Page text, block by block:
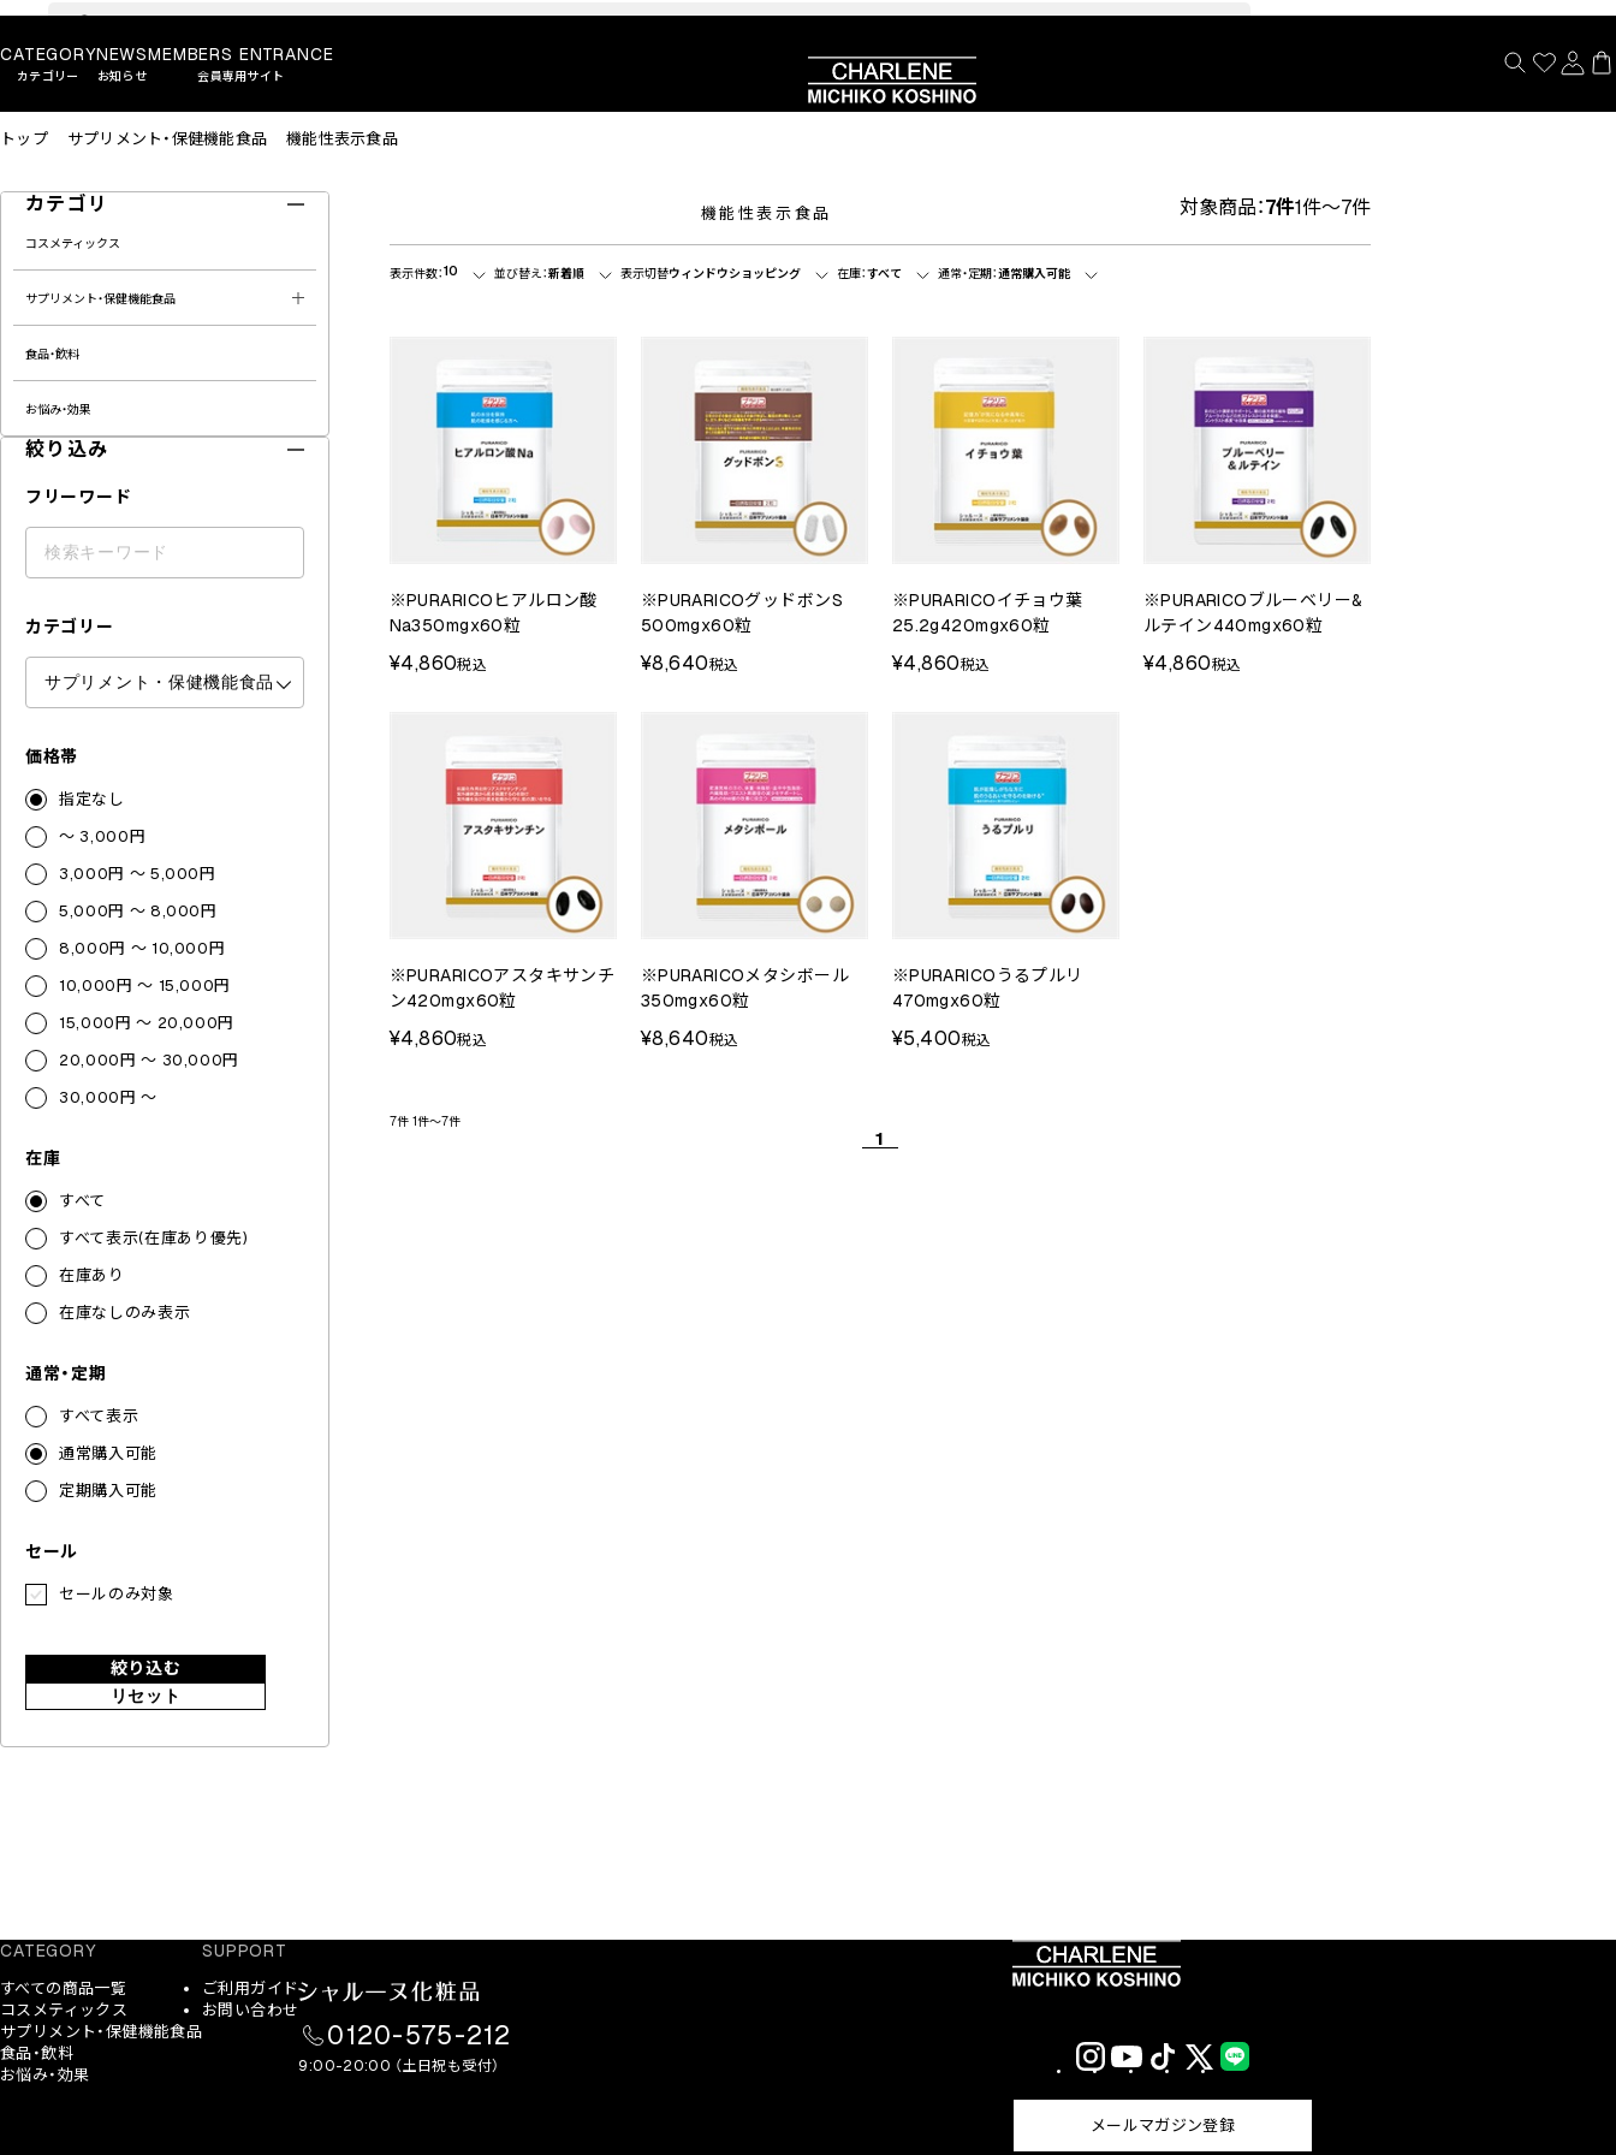
CATEGORY
カテゴリー
NEWS
お知らせ
MEMBERS ENTRANCE
会員専用サイト
トップ サプリメント・保健機能食品 機能性表示食品
カテゴリ
コスメティックス
サプリメント・保健機能食品
食品・飲料
お悩み・効果
絞り込み
フリーワード
カテゴリー
価格帯
指定なし
～ 3,000円
3,000円 ～ 5,000円
5,000円 ～ 8,000円
8,000円 ～ 10,000円
10,000円 ～ 15,000円
15,000円 ～ 20,000円
20,000円 ～ 30,000円
30,000円 ～
在庫
すべて
すべて表示(在庫あり優先)
在庫あり
在庫なしのみ表示
通常・定期
すべて表示
通常購入可能
定期購入可能
セール
セールのみ対象
絞り込む
リセット
機能性表示食品 対象商品：7件1件～7件
表示件数：10 並び替え：新着順 表示切替ウィンドウショッピング 在庫：すべて 通常・定期：通常購入可能
※PURARICOヒアルロン酸
Na350mgx60粒
¥4,860税込
※PURARICOグッドボンS
500mgx60粒
¥8,640税込
※PURARICOイチョウ葉
25.2g420mgx60粒
¥4,860税込
※PURARICOブルーベリー&
ルテイン440mgx60粒
¥4,860税込
※PURARICOアスタキサンチ
ン420mgx60粒
¥4,860税込
※PURARICOメタシボール
350mgx60粒
¥8,640税込
※PURARICOうるプルリ
470mgx60粒
¥5,400税込
7件 1件～7件
1
CATEGORY
すべての商品一覧
コスメティックス
サプリメント・保健機能食品
食品・飲料
お悩み・効果
SUPPORT
ご利用ガイド
お問い合わせ
0120-575-212
9:00-20:00 （土日祝も受付）
InstagramYouTubeTikTok X
(Twitter)
メールマガジン登録